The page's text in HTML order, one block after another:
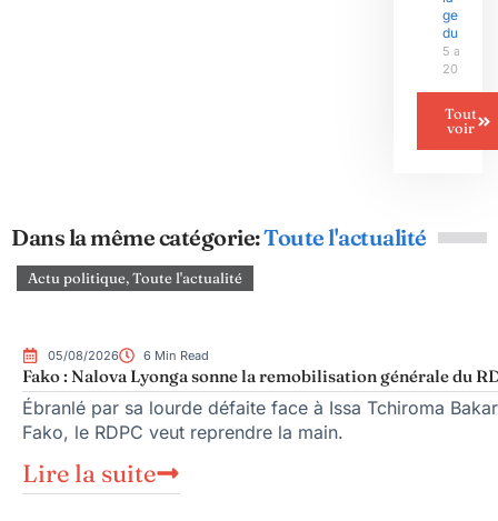
genèse
du crime
5 août
2026
Tout
voir
Dans la même catégorie:Toute l'actualité
Actu politique,Toute l'actualité
05/08/2026 6 Min Read
Fako : Nalova Lyonga sonne la remobilisation générale du
Ébranlé par sa lourde défaite face à Issa Tchiroma
Fako, le RDPC veut reprendre la main.
Lire la suite